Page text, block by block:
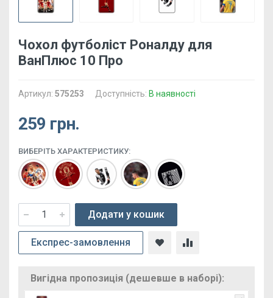
Чохол футболіст Роналду для
ВанПлюс 10 Про
Артикул: 575253 Доступність: В наявності
259 грн.
ВИБЕРІТЬ ХАРАКТЕРИСТИКУ:
Додати у кошик
Експрес-замовлення
Вигідна пропозиція (дешевше в наборі):